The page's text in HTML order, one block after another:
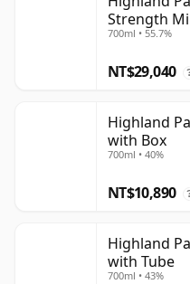
Strength
700ml • 55.7%
NT$29,040
Highland
with Box
700ml • 40%
NT$10,890
Highland
with Tube
700ml • 43%